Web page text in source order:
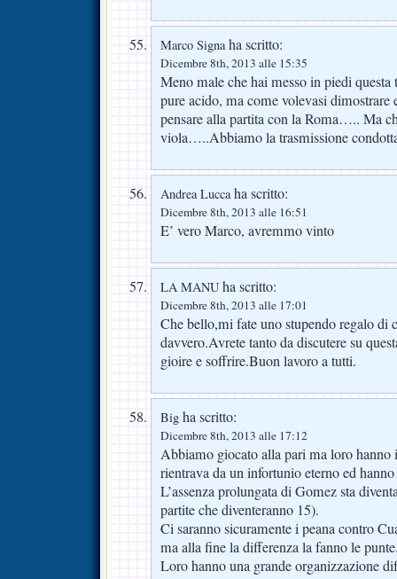
Marco Signaha scritto:
Dicembre 8th, 2013 alle 15:35
Meno male che hai messo in piedi
pure acido, ma come volevasi dimostrare
pensare alla partita con la Roma….. Ma
viola…..Abbiamo la trasmissione
Andrea Luccaha scritto:
Dicembre 8th, 2013 alle 16:51
E’ vero Marco, avremmo vinto
LA MANU ha scritto:
Dicembre 8th, 2013 alle 17:01
Che bello,mi fate uno stupendo regalo di
davvero.Avrete tanto da discutere su
gioire e soffrire.Buon lavoro a tutti.
Big ha scritto:
Dicembre 8th, 2013 alle 17:12
Abbiamo giocato alla pari ma loro hanno
rientrava da un infortunio eterno ed
L’assenza prolungata di Gomez sta
partite che diventeranno 15).
Ci saranno sicuramente i peana contro
ma alla fine la differenza la fanno le
Loro hanno una grande organizzazione